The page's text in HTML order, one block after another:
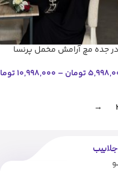
جده مچ آرامش مخمل پرنسا
تومان –
10,998,000
→